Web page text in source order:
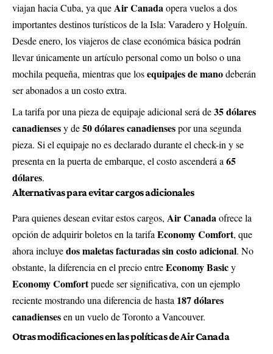
viajan hacia Cuba, ya queAir Canadaopera vuelos a dos
importantes destinos turísticos de la Isla: Varadero y Holguín.
Desde enero, los viajeros de clase económica básica podrán
llevar únicamente un artículo personal como un bolso o una
mochila pequeña, mientras que losequipajes de manodeberán
ser abonados a un costo extra.
La tarifa por una pieza de equipaje adicional será de35 dólares
canadiensesy de50 dólares canadiensespor una segunda
pieza. Si el equipaje no es declarado durante el check-in y se
presenta en la puerta de embarque, el costo ascenderá a 65
dólares.
Alternativas para evitar cargos adicionales
Para quienes desean evitar estos cargos, Air Canadaofrece la
opción de adquirir boletos en la tarifa Economy Comfort, que
ahora incluyedos maletas facturadas sin costo adicional. No
obstante, la diferencia en el precio entreEconomy Basicy
Economy Comfortpuede ser significativa, con un ejemplo
reciente mostrando una diferencia de hasta 187 dólares
canadiensesen un vuelo de Toronto a Vancouver.
Otras modificaciones en las políticas de Air Canada